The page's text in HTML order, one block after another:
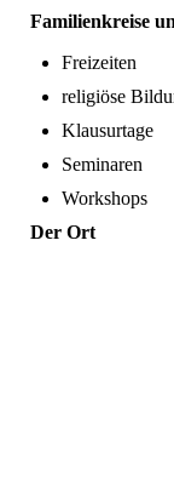
Familienkreise
Freizeiten
religiöse
Klausurtage
Seminaren
Workshops
Der Ort